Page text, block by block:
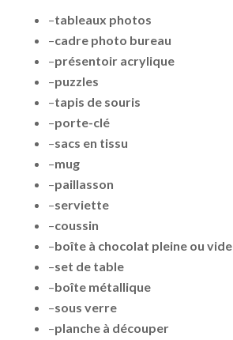
–tableaux photos
–cadre photo bureau
–présentoir acrylique
–puzzles
–tapis de souris
–porte-clé
–sacs en tissu
–mug
–paillasson
–serviette
–coussin
–boîte à chocolat pleine ou vide
–set de table
–boîte métallique
–sous verre
–planche à découper